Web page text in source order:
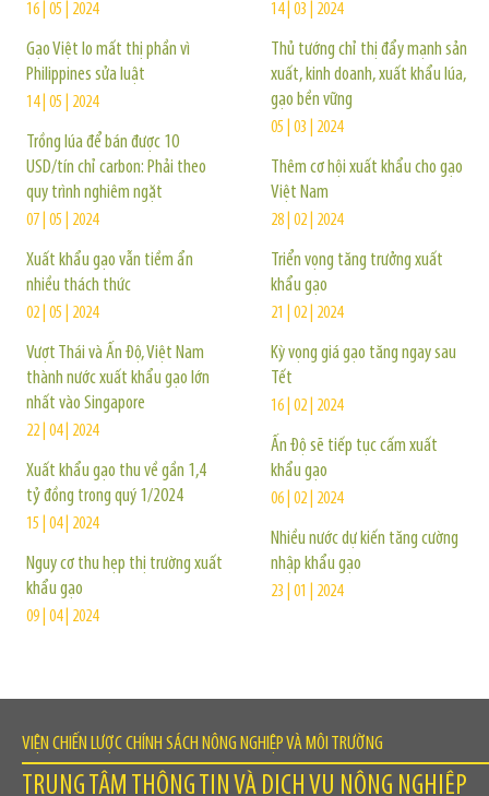
16 | 05 | 2024
Gạo Việt lo mất thị phần vì
Philippines sửa luật
14 | 05 | 2024
Trồng lúa để bán được 10
USD/tín chỉ carbon: Phải theo
quy trình nghiêm ngặt
07 | 05 | 2024
Xuất khẩu gạo vẫn tiềm ẩn
nhiều thách thức
02 | 05 | 2024
Vượt Thái và Ấn Độ, Việt Nam
thành nước xuất khẩu gạo lớn
nhất vào Singapore
22 | 04 | 2024
Xuất khẩu gạo thu về gần 1,4
tỷ đồng trong quý 1/2024
15 | 04 | 2024
Nguy cơ thu hẹp thị trường xuất
khẩu gạo
09 | 04 | 2024
14 | 03 | 2024
Thủ tướng chỉ thị đẩy mạnh sản
xuất, kinh doanh, xuất khẩu lúa,
gạo bền vững
05 | 03 | 2024
Thêm cơ hội xuất khẩu cho gạo
Việt Nam
28 | 02 | 2024
Triển vọng tăng trưởng xuất
khẩu gạo
21 | 02 | 2024
Kỳ vọng giá gạo tăng ngay sau
Tết
16 | 02 | 2024
Ấn Độ sẽ tiếp tục cấm xuất
khẩu gạo
06 | 02 | 2024
Nhiều nước dự kiến tăng cường
nhập khẩu gạo
23 | 01 | 2024
VIỆN CHIẾN LƯỢC CHÍNH SÁCH NÔNG NGHIỆP VÀ MÔI TRƯỜNG
TRUNG TÂM THÔNG TIN VÀ DỊCH VỤ NÔNG NGHIỆP